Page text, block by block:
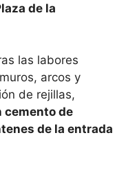
de la
las labores
arcos y
de rejillas,
cemento de
de la entrada